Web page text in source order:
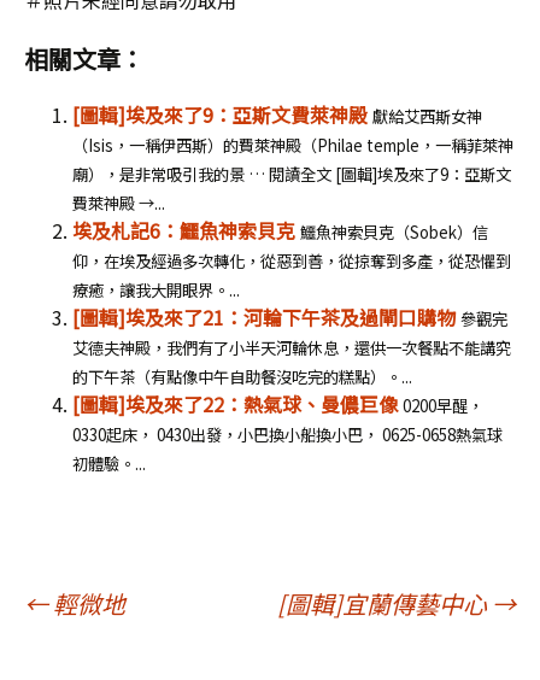
相關文章：
[圖輯]埃及來了9：亞斯文費萊神殿 獻給艾西斯女神
（Isis，一稱伊西斯）的費萊神殿（Philae temple，一稱菲萊神
廟），是非常吸引我的景 … 閱讀全文 [圖輯]埃及來了9：亞斯文
費萊神殿 →...
埃及札記6：鱷魚神索貝克 鱷魚神索貝克（Sobek）信
仰，在埃及經過多次轉化，從惡到善，從掠奪到多產，從恐懼到
療癒，讓我大開眼界。...
[圖輯]埃及來了21：河輪下午茶及過閘口購物 參觀完
艾德夫神殿，我們有了小半天河輪休息，還供一次餐點不能講究
的下午茶（有點像中午自助餐沒吃完的糕點）。...
[圖輯]埃及來了22：熱氣球、曼儂巨像 0200早醒，
0330起床， 0430出發，小巴換小船換小巴， 0625-0658熱氣球
初體驗。...
文
←輕微地 [圖輯]宜蘭傳藝中心 →